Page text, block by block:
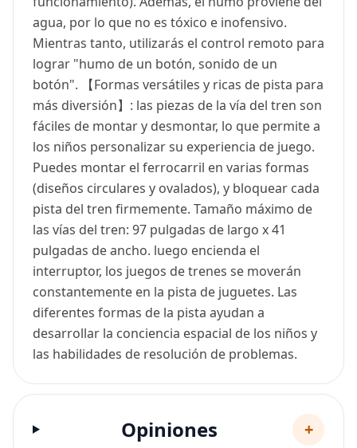
agua, por lo que no es tóxico e inofensivo.
Mientras tanto, utilizarás el control remoto para
lograr "humo de un botón, sonido de un
botón". 【Formas versátiles y ricas de pista para
más diversión】: las piezas de la vía del tren son
fáciles de montar y desmontar, lo que permite a
los niños personalizar su experiencia de juego.
Puedes montar el ferrocarril en varias formas
(diseños circulares y ovalados), y bloquear cada
pista del tren firmemente. Tamaño máximo de
las vías del tren: 97 pulgadas de largo x 41
pulgadas de ancho. luego encienda el
interruptor, los juegos de trenes se moverán
constantemente en la pista de juguetes. Las
diferentes formas de la pista ayudan a
desarrollar la conciencia espacial de los niños y
las habilidades de resolución de problemas.
Opiniones +